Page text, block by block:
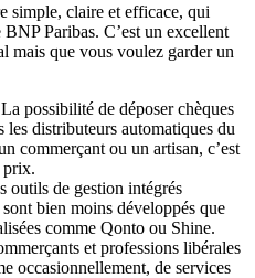
simple, claire et efficace, qui
Paribas. C’est un excellent
mais que vous voulez garder un
possibilité de déposer chèques
les distributeurs automatiques du
commerçant ou un artisan, c’est
prix.
outils de gestion intégrés
bien moins développés que
comme Qonto ou Shine.
et professions libérales
occasionnellement, de services